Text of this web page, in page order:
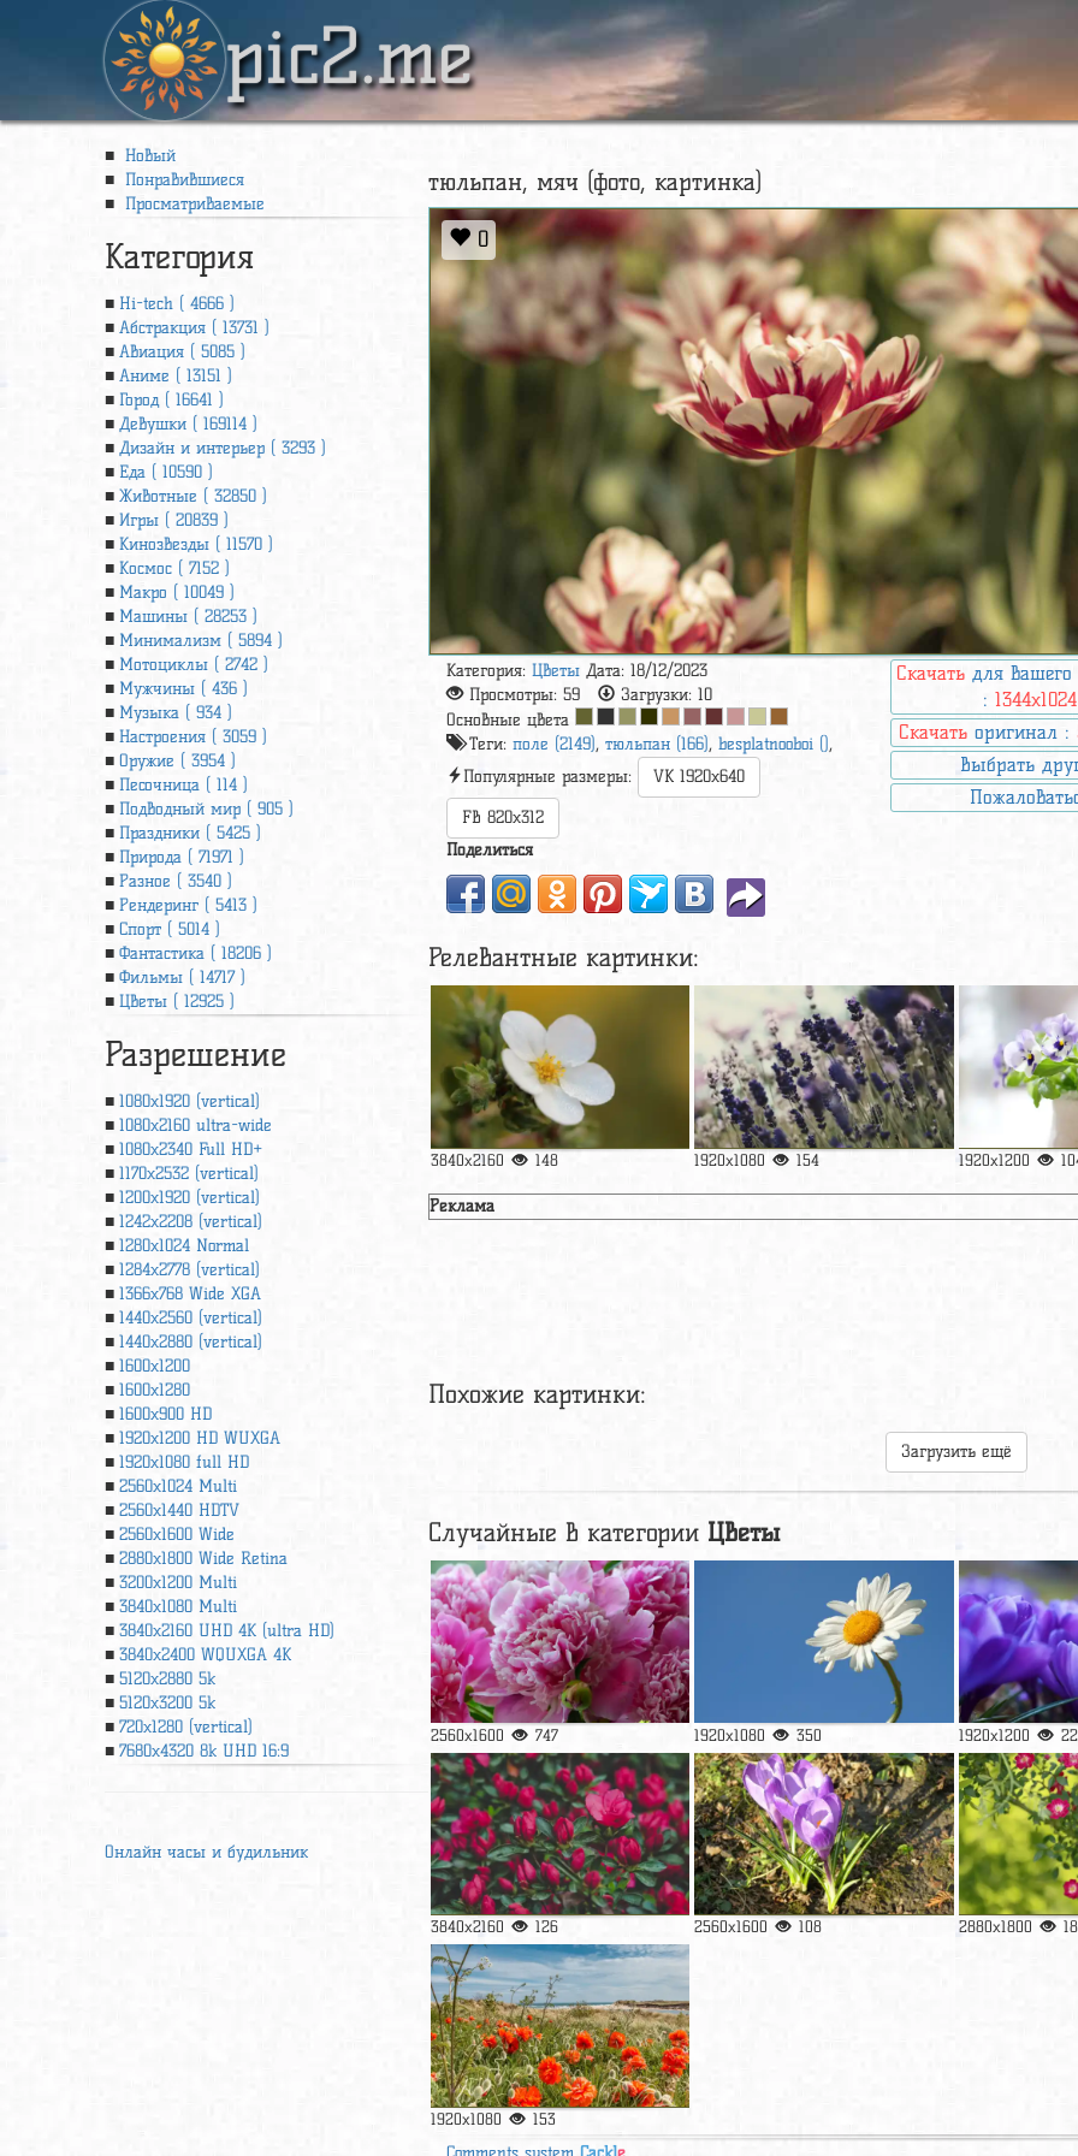
pic2.me
Новый
Понравившиеся
Просматриваемые
Категория
Hi-tech ( 4666 )
Абстракция ( 13731 )
Авиация ( 5085 )
Аниме ( 13151 )
Город ( 16641 )
Девушки ( 169114 )
Дизайн и интерьер ( 3293 )
Еда ( 10590 )
Животные ( 32850 )
Игры ( 20839 )
Кинозвезды ( 11570 )
Космос ( 7152 )
Макро ( 10049 )
Машины ( 28253 )
Минимализм ( 5894 )
Мотоциклы ( 2742 )
Мужчины ( 436 )
Музыка ( 934 )
Настроения ( 3059 )
Оружие ( 3954 )
Песочница ( 114 )
Подводный мир ( 905 )
Праздники ( 5425 )
Природа ( 71971 )
Разное ( 3540 )
Рендеринг ( 5413 )
Спорт ( 5014 )
Фантастика ( 18206 )
Фильмы ( 14717 )
Цветы ( 12925 )
Разрешение
1080x1920 (vertical)
1080x2160 ultra-wide
1080x2340 Full HD+
1170x2532 (vertical)
1200x1920 (vertical)
1242x2208 (vertical)
1280x1024 Normal
1284x2778 (vertical)
1366х768 Wide XGA
1440x2560 (vertical)
1440x2880 (vertical)
1600x1200
1600x1280
1600x900 HD
1920x1200 HD WUXGA
1920х1080 full HD
2560x1024 Multi
2560x1440 HDTV
2560x1600 Wide
2880x1800 Wide Retina
3200x1200 Multi
3840x1080 Multi
3840x2160 UHD 4К (ultra HD)
3840x2400 WQUXGA 4K
5120x2880 5k
5120x3200 5k
720x1280 (vertical)
7680x4320 8k UHD 16:9
Онлайн часы и будильник
тюльпан, мяч (фото, картинка)
0
Категория:Цветы Дата: 18/12/2023
Просмотры:59 Загрузки:10
Основные цвета
Теги:поле (2149),тюльпан (166),besplatnooboi (),
Популярные размеры:
VK 1920x640
FB 820x312
Скачать для
:1344x1024
Скачать оригинал :
Выбрать
Поделиться
Релевантные картинки:
3840x2160 148 1920x1080 154 1920x1200
Реклама
Похожие картинки:
Загрузить ещё
Случайные в категории Цветы
2560x1600 747 1920x1080 350 1920x1200
3840x2160 126 2560x1600 108 2880x1800
1920x1080 153